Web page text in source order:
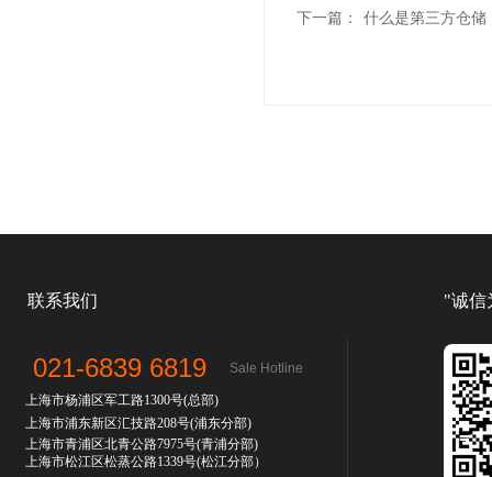
下一篇：
什么是第三方仓储
021-6839 6819
上海市杨浦区军工路1300号(总部)
上海市浦东新区汇技路208号(浦东分部)
上海市青浦区北青公路7975号(青浦分部)
上海市松江区松蒸公路1339号(松江分部）
联系我们
Sale Hotline
"诚信